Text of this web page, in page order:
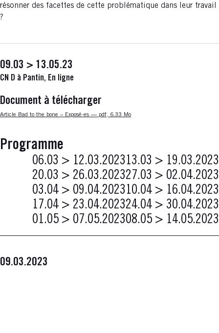
résonner des facettes de cette problématique dans leur travail
?
09.03 > 13.05.23
CN D à Pantin, En ligne
Document à télécharger
Nouvelle fenêtre
Article Bad to the bone – Exposé·es — pdf, 6.33 Mo
Programme
06.03 > 12.03.202313.03 > 19.03.2023
20.03 > 26.03.202327.03 > 02.04.2023
03.04 > 09.04.202310.04 > 16.04.2023
17.04 > 23.04.202324.04 > 30.04.2023
01.05 > 07.05.202308.05 > 14.05.2023
09.03.2023